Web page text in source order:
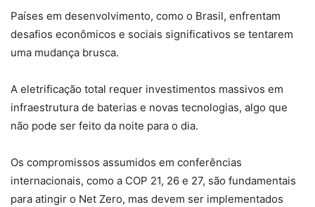
Países em desenvolvimento, como o Brasil, enfrentam
desafios econômicos e sociais significativos se tentarem
uma mudança brusca.
A eletrificação total requer investimentos massivos em
infraestrutura de baterias e novas tecnologias, algo que
não pode ser feito da noite para o dia.
Os compromissos assumidos em conferências
internacionais, como a COP 21, 26 e 27, são fundamentais
para atingir o Net Zero, mas devem ser implementados